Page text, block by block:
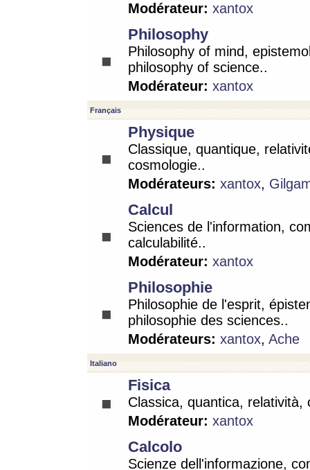
Modérateur: xantox
Philosophy
Philosophy of mind,
philosophy of science..
Modérateur: xantox
Français
Physique
Classique, quantique,
cosmologie..
Modérateurs: xantox,
Calcul
Sciences de l'information,
calculabilité..
Modérateur: xantox
Philosophie
Philosophie de l'esprit,
philosophie des sciences..
Modérateurs: xantox, Ache
Italiano
Fisica
Classica, quantica, relatività,
Modérateur: xantox
Calcolo
Scienze dell'informazione,